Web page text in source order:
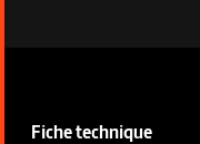
Fiche technique